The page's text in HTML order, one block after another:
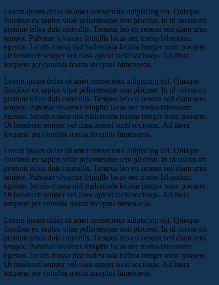
Lorem ipsum dolor sit amet consectetur adipiscing elit. Quisque
faucibus ex sapien vitae pellentesque sem placerat. In id cursus mi
pretium tellus duis convallis. Tempus leo eu aenean sed diam urna
tempor. Pulvinar vivamus fringilla lacus nec metus bibendum
egestas. Iaculis massa nisl malesuada lacinia integer nunc posuere.
Ut hendrerit semper vel class aptent taciti sociosqu. Ad litora
torquent per conubia nostra inceptos himenaeos.
Lorem ipsum dolor sit amet consectetur adipiscing elit. Quisque
faucibus ex sapien vitae pellentesque sem placerat. In id cursus mi
pretium tellus duis convallis. Tempus leo eu aenean sed diam urna
tempor. Pulvinar vivamus fringilla lacus nec metus bibendum
egestas. Iaculis massa nisl malesuada lacinia integer nunc posuere.
Ut hendrerit semper vel class aptent taciti sociosqu. Ad litora
torquent per conubia nostra inceptos himenaeos.
Lorem ipsum dolor sit amet consectetur adipiscing elit. Quisque
faucibus ex sapien vitae pellentesque sem placerat. In id cursus mi
pretium tellus duis convallis. Tempus leo eu aenean sed diam urna
tempor. Pulvinar vivamus fringilla lacus nec metus bibendum
egestas. Iaculis massa nisl malesuada lacinia integer nunc posuere.
Ut hendrerit semper vel class aptent taciti sociosqu. Ad litora
torquent per conubia nostra inceptos himenaeos.
Lorem ipsum dolor sit amet consectetur adipiscing elit. Quisque
faucibus ex sapien vitae pellentesque sem placerat. In id cursus mi
pretium tellus duis convallis. Tempus leo eu aenean sed diam urna
tempor. Pulvinar vivamus fringilla lacus nec metus bibendum
egestas. Iaculis massa nisl malesuada lacinia integer nunc posuere.
Ut hendrerit semper vel class aptent taciti sociosqu. Ad litora
torquent per conubia nostra inceptos himenaeos.